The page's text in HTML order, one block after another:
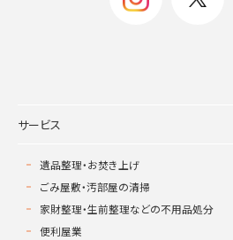
サービス
遺品整理・お焚き上げ
ごみ屋敷・汚部屋の清掃
家財整理・生前整理などの不用品処分
便利屋業